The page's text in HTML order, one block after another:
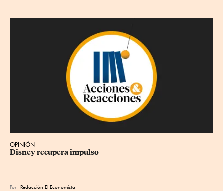
OPINIÓN
Disney recupera impulso
Por Redacción El Economista